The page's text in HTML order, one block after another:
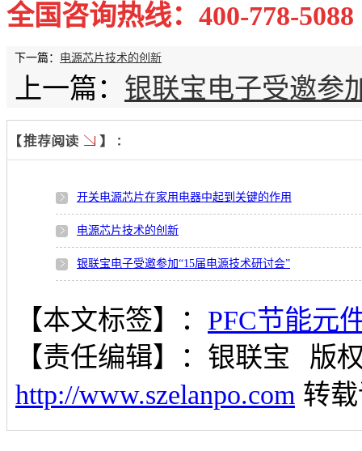
全国咨询热线：400-778-5088
下一篇： 电源芯片技术的创新
上一篇： 银联宝电子受邀参
开关电源芯片在家用电器中起到关键的作用
电源芯片技术的创新
银联宝电子受邀参加“15届电源技术研讨会”
【本文标签】： PFC节能元
【责任编辑】： 银联宝
版
http://www.szelanpo.com 转